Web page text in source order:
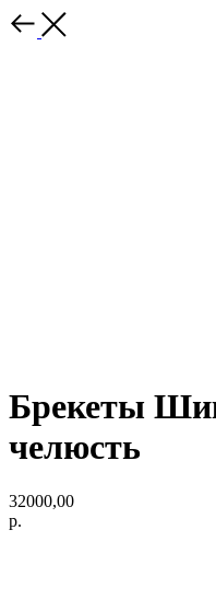
Брекеты
челюсть
32000,00
р.